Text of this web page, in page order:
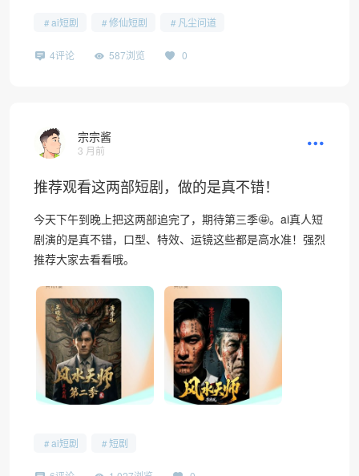
ai短剧 修仙短剧 凡尘问道
4评论 587浏览 0
宗宗酱
3 月前
推荐观看这两部短剧，做的是真不错！
今天下午到晚上把这两部追完了，期待第三季🤩。ai真人短
剧演的是真不错，口型、特效、运镜这些都是高水准！强烈
推荐大家去看看哦。
ai短剧 短剧